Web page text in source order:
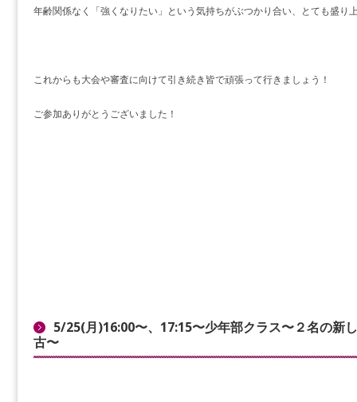
年齢関係なく「強くなりたい」という気持ちがぶつかり合い、とても盛り
これからも大会や審査に向けて引き続き皆で頑張って行きましょう！
ご参加ありがとうございました！
5/25(月)16:00〜、17:15〜少年部クラス〜２名の新
古〜